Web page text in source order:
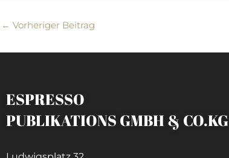
← Vorheriger Beitrag
ESPRESSO
PUBLIKATIONS GMBH & CO.KG